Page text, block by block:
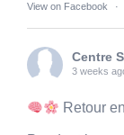
View on Facebook ·
Centre
3 weeks
Retour